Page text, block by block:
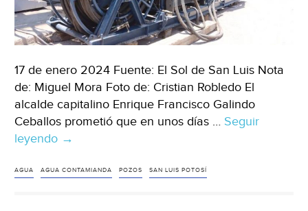
17 de enero 2024 Fuente: El Sol de San Luis Nota
de: Miguel Mora Foto de: Cristian Robledo El
alcalde capitalino Enrique Francisco Galindo
Ceballos prometió que en unos días … Seguir
leyendo San
Potosí
→
AGUA AGUA CONTAMIANDA POZOS SAN LUIS POTOSÍ